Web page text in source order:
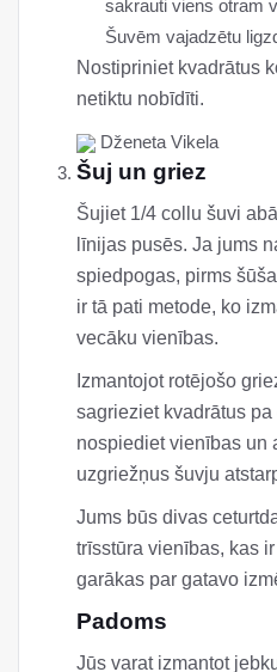
sakrauti viens otram
Šuvēm vajadzētu
Nostipriniet kvadrātus
netiktu nobīdīti.
Dženeta Vikela
Šuj un griez
Šujiet 1/4 collu šuvi
līnijas pusēs. Ja jums
spiedpogas, pirms
ir tā pati metode, ko
vecāku vienības.
Izmantojot rotējošo
sagrieziet kvadrātus
nospiediet vienības un
uzgriežņus šuvju
Jums būs divas
trīsstūra vienības, kas
garākas par gatavo
Padoms
Jūs varat izmantot